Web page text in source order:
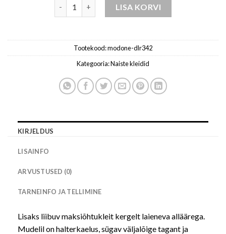
LISA KORVI
Tootekood:modone-dlr342
Kategooria:Naiste kleidid
KIRJELDUS
LISAINFO
ARVUSTUSED (0)
TARNEINFO JA TELLIMINE
Lisaks liibuv maksiõhtukleit kergelt laieneva alläärega.
Mudelil on halterkaelus, sügav väljalõige tagant ja